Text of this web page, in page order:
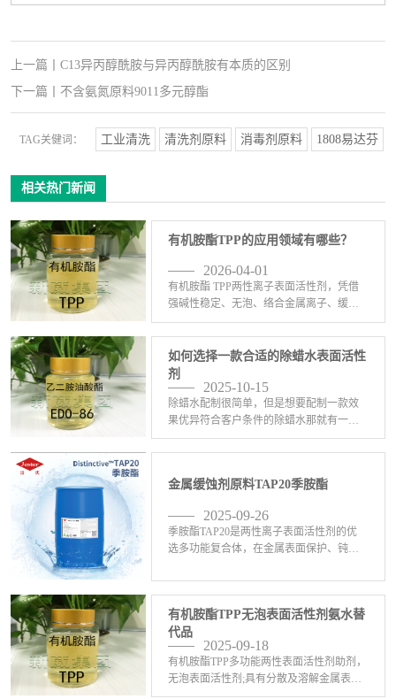
上一篇
C13异丙醇酰胺与异丙醇酰胺有本质的区别
下一篇
不含氨氮原料9011多元醇酯
TAG关健词： 工业清洗 清洗剂原料 消毒剂原料 1808易达芬
相关热门新闻
有机胺酯TPP的应用领域有哪些？
2026-04-01
有机胺酯 TPP两性离子表面活性剂，凭借
强碱性稳定、无泡、络合金属离子、缓蚀
阻垢等特点，主要应用在这些领域：1、工
业清洗：无泡喷淋清洗、碱性除油、除蜡
水、超声波清洗、金属脱脂，尤其适合精
密五金、铝材、 <-查看详情>
如何选择一款合适的除蜡水表面活性
剂
2025-10-15
除蜡水配制很简单，但是想要配制一款效
果优异符合客户条件的除蜡水那就有一定
的难度了。配制除蜡水的原料五花八门，
比如异构醇油酸皂DF-20，6501，C13异丙
查看详情>
金属缓蚀剂原料TAP20季胺酯
2025-09-26
季胺酯TAP20是两性离子表面活性剂的优
选多功能复合体，在金属表面保护、钝
合、PH值缓冲等工业生产方面发挥积极作
用；金属缓蚀率可达95%以上，有效隔离
C、S0,等腐 <-查看详情>
有机胺酯TPP无泡表面活性剂氨水替
代品
2025-09-18
有机胺酯TPP多功能两性表面活性剂助剂，
无泡表面活性剂;具有分散及溶解金属表面
氧化皮双重作用，是氨水、三乙醇胺或其